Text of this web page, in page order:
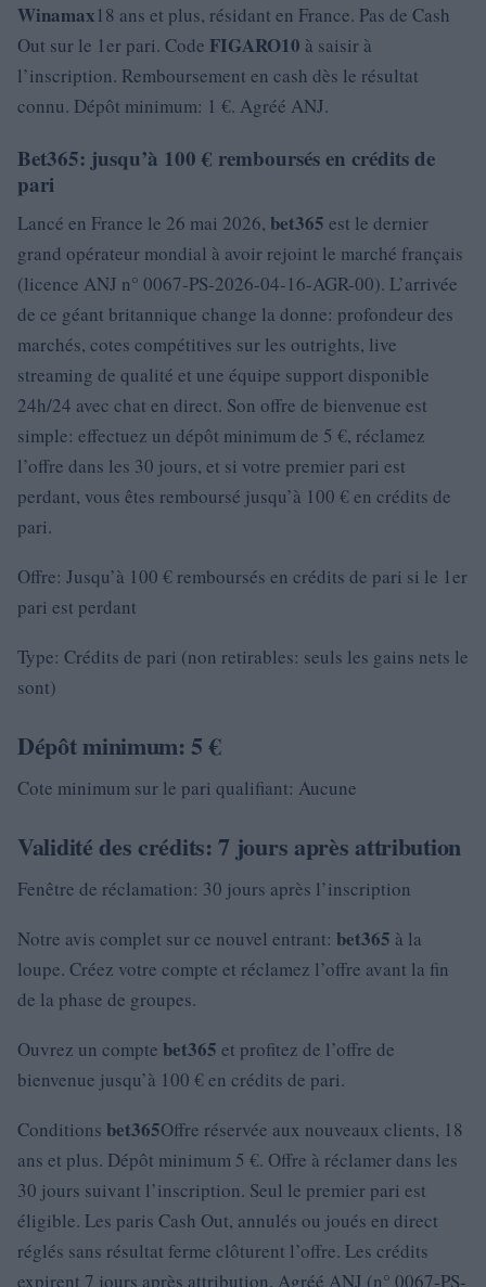
Winamax18 ans et plus, résidant en France. Pas de Cash
Out sur le 1er pari. Code FIGARO10 à saisir à
l’inscription. Remboursement en cash dès le résultat
connu. Dépôt minimum: 1 €. Agréé ANJ.
Bet365: jusqu’à 100 € remboursés en crédits de
pari
Lancé en France le 26 mai 2026, bet365 est le dernier
grand opérateur mondial à avoir rejoint le marché français
(licence ANJ n° 0067-PS-2026-04-16-AGR-00). L’arrivée
de ce géant britannique change la donne: profondeur des
marchés, cotes compétitives sur les outrights, live
streaming de qualité et une équipe support disponible
24h/24 avec chat en direct. Son offre de bienvenue est
simple: effectuez un dépôt minimum de 5 €, réclamez
l’offre dans les 30 jours, et si votre premier pari est
perdant, vous êtes remboursé jusqu’à 100 € en crédits de
pari.
Offre: Jusqu’à 100 € remboursés en crédits de pari si le 1er
pari est perdant
Type: Crédits de pari (non retirables: seuls les gains nets le
sont)
Dépôt minimum: 5 €
Cote minimum sur le pari qualifiant: Aucune
Validité des crédits: 7 jours après attribution
Fenêtre de réclamation: 30 jours après l’inscription
Notre avis complet sur ce nouvel entrant: bet365 à la
loupe. Créez votre compte et réclamez l’offre avant la fin
de la phase de groupes.
Ouvrez un compte bet365 et profitez de l’offre de
bienvenue jusqu’à 100 € en crédits de pari.
Conditions bet365Offre réservée aux nouveaux clients, 18
ans et plus. Dépôt minimum 5 €. Offre à réclamer dans les
30 jours suivant l’inscription. Seul le premier pari est
éligible. Les paris Cash Out, annulés ou joués en direct
réglés sans résultat ferme clôturent l’offre. Les crédits
expirent 7 jours après attribution. Agréé ANJ (n° 0067-PS-